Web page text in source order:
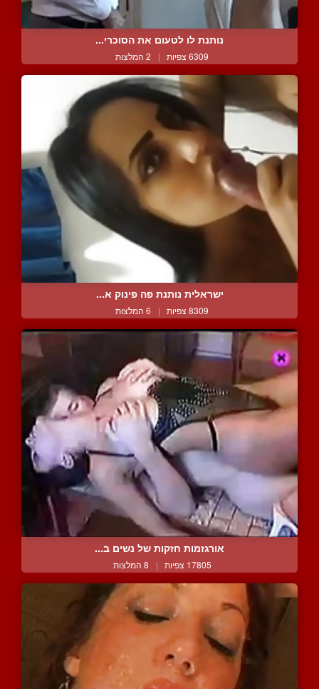
נותנת לו לטעום את הסוכרי...
6309 צפיות | 2 המלצות
ישראלית נותנת פה פינוק א...
8309 צפיות | 6 המלצות
אורגזמות חזקות של נשים ב...
17805 צפיות | 8 המלצות